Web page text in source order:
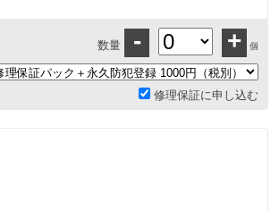
数量 - + 個
修理保証に申し込む